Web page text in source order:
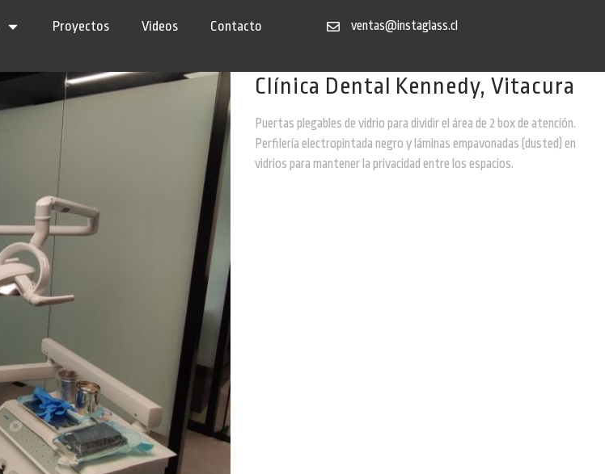
Proyectos Videos Contacto ventas@instaglass.cl
Clínica Dental Kennedy, Vitacura
Puertas plegables de vidrio para dividir el área de 2 box de atención.
Perfilería electropintada negro y láminas empavonadas (dusted) en
vidrios para mantener la privacidad entre los espacios.